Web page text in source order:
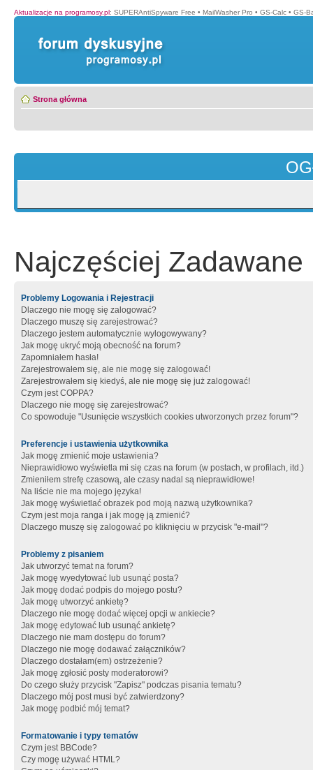
Aktualizacje na programosy.pl: SUPERAntiSpyware Free • MailWasher Pro • GS-Calc • GS-
Strona główna
Najczęściej Zadawane
Problemy Logowania i Rejestracji
Dlaczego nie mogę się zalogować?
Dlaczego muszę się zarejestrować?
Dlaczego jestem automatycznie wylogowywany?
Jak mogę ukryć moją obecność na forum?
Zapomniałem hasła!
Zarejestrowałem się, ale nie mogę się zalogować!
Zarejestrowałem się kiedyś, ale nie mogę się już zalogować!
Czym jest COPPA?
Dlaczego nie mogę się zarejestrować?
Co spowoduje "Usunięcie wszystkich cookies utworzonych przez forum"?
Preferencje i ustawienia użytkownika
Jak mogę zmienić moje ustawienia?
Nieprawidłowo wyświetla mi się czas na forum (w postach, w profilach, itd.)
Zmieniłem strefę czasową, ale czasy nadal są nieprawidłowe!
Na liście nie ma mojego języka!
Jak mogę wyświetlać obrazek pod moją nazwą użytkownika?
Czym jest moja ranga i jak mogę ją zmienić?
Dlaczego muszę się zalogować po kliknięciu w przycisk "e-mail"?
Problemy z pisaniem
Jak utworzyć temat na forum?
Jak mogę wyedytować lub usunąć posta?
Jak mogę dodać podpis do mojego postu?
Jak mogę utworzyć ankietę?
Dlaczego nie mogę dodać więcej opcji w ankiecie?
Jak mogę edytować lub usunąć ankietę?
Dlaczego nie mam dostępu do forum?
Dlaczego nie mogę dodawać załączników?
Dlaczego dostałam(em) ostrzeżenie?
Jak mogę zgłosić posty moderatorowi?
Do czego służy przycisk "Zapisz" podczas pisania tematu?
Dlaczego mój post musi być zatwierdzony?
Jak mogę podbić mój temat?
Formatowanie i typy tematów
Czym jest BBCode?
Czy mogę używać HTML?